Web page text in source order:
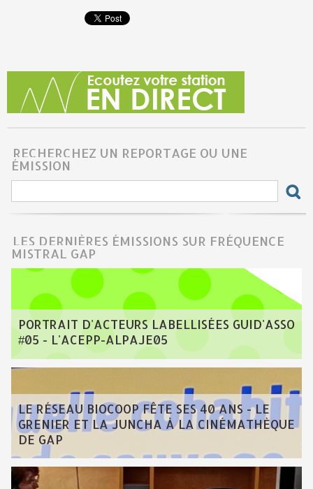
RECHERCHEZ UN REPORTAGE OU UNE
ÉMISSION
LES DERNIÈRES ÉMISSIONS SUR FRÉQUENCE
MISTRAL GAP
PORTRAIT D'ACTEURS LABELLISÉES GUID'ASSO
#05 - L'ACEPP-ALPAJE05
LE RÉSEAU BIOCOOP FÊTE SES 40 ANS - LE
GRENIER ET LA JUNCHA À LA CINÉMATHÈQUE
DE GAP